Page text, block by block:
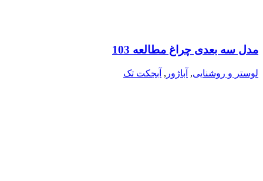
مدل سه بعدی چراغ مطالعه 103
لوستر و روشنایی, آباژور , آبجکت تک